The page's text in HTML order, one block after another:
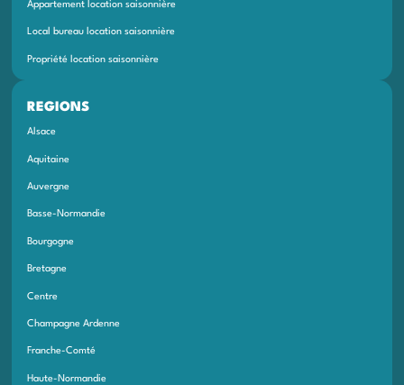
Appartement location saisonnière
Local bureau location saisonnière
Propriété location saisonnière
REGIONS
Alsace
Aquitaine
Auvergne
Basse-Normandie
Bourgogne
Bretagne
Centre
Champagne Ardenne
Franche-Comté
Haute-Normandie